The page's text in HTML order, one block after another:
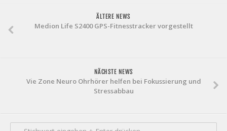
ÄLTERE NEWS
Medion Life S2400 GPS-Fitnesstracker vorgestellt
NÄCHSTE NEWS
Vie Zone Neuro Ohrhörer helfen bei Fokussierung und
Stressabbau